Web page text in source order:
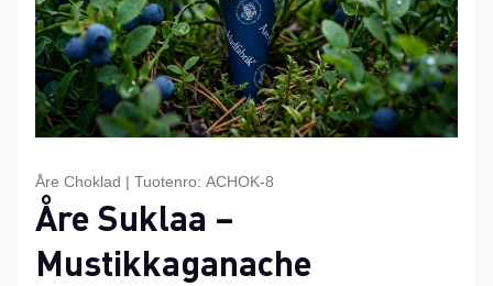
Åre Choklad | Tuotenro: ACHOK-8
Åre Suklaa –
Mustikkaganache